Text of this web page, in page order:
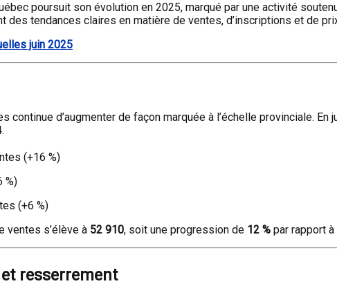
poursuit son évolution en 2025, marqué par une activité
des tendances claires en matière de ventes, d’inscriptions et de
juin 2025
d’augmenter de façon marquée à l’échelle provinciale. En
(+16 %)
%)
(+6 %)
ventes s’élève à 52 910, soit une progression de 12 % par rapport
resserrement